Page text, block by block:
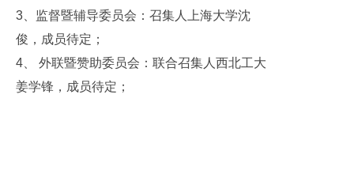
3、监督暨辅导委员会：召集人上海大学沈
俊，成员待定；
4、 外联暨赞助委员会：联合召集人西北工大
姜学锋，成员待定；